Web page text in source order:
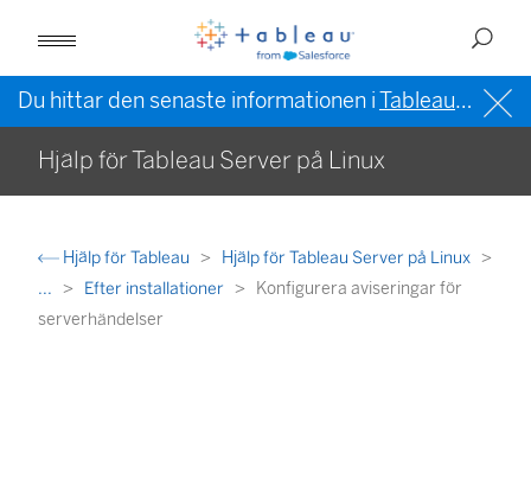
Du hittar den senaste informationen iTableau-hjälpen på engelska (USA)
Hjälp för Tableau Server på Linux
Hjälp för Tableau
Hjälp för Tableau Server på Linux
...
Efter installationer
Konfigurera aviseringar för
serverhändelser